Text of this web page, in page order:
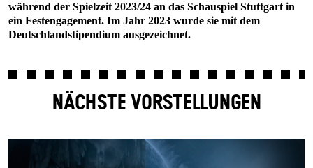
während der Spielzeit 2023/24 an das Schauspiel Stuttgart in
ein Festengagement. Im Jahr 2023 wurde sie mit dem
Deutschlandstipendium ausgezeichnet.
NÄCHSTE VORSTELLUNGEN